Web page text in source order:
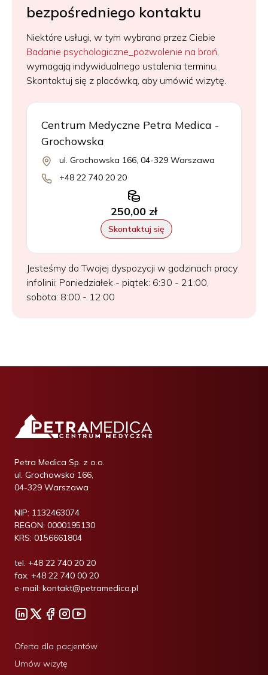
bezpośredniego kontaktu
Niektóre usługi, w tym wybrana przez Ciebie
Badanie psychologiczne_pozwolenie na broń,
wymagają indywidualnego ustalenia terminu.
Skontaktuj się z placówką, aby umówić wizytę.
Centrum Medyczne Petra Medica -
Grochowska
ul. Grochowska 166, 04-329 Warszawa
+48 22 740 20 20
250,00 zł
Skontaktuj się
Jesteśmy do Twojej dyspozycji w godzinach pracy
infolinii: Poniedziałek - piątek: 6:30 - 21:00,
sobota: 8:00 - 12:00
Petra Medica Sp. z o.o.
ul. Grochowska 166,
04-329 Warszawa
NIP: 1132463074
REGON: 0000195130
KRS: 0156661804
tel. +48 22 740 20 20
fax. +48 22 740 00 20
e-mail: kontakt@petramedica.pl
Oferta dla pacjentów
Umów wizytę